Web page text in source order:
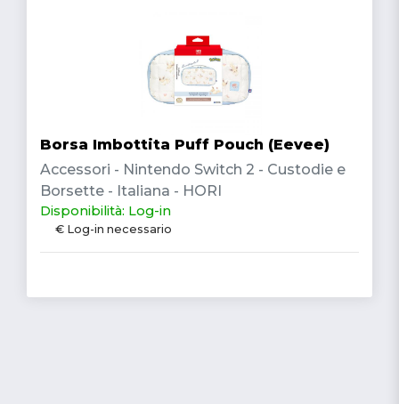
Borsa Imbottita Puff Pouch (Eevee)
Accessori - Nintendo Switch 2 - Custodie e
Borsette - Italiana - HORI
Disponibilità: Log-in
€ Log-in necessario